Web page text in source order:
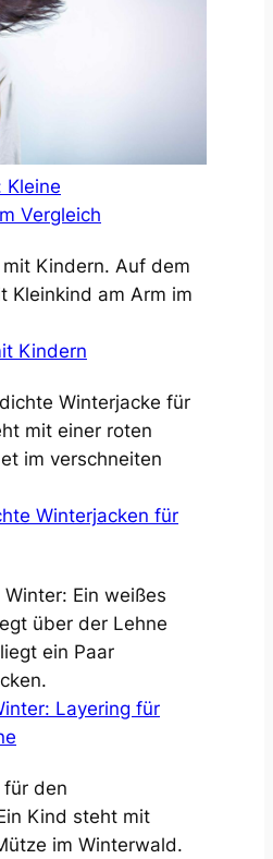
Kleine
Vergleich
Kindern
Winterjacken für
Layering für